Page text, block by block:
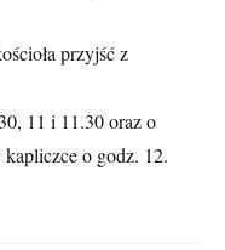
przyjść z
11 i 11.30 oraz o
kapliczce o godz. 12.